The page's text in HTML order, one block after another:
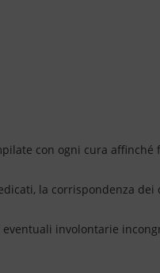
con ogni cura affinché
la corrispondenza dei
involontarie